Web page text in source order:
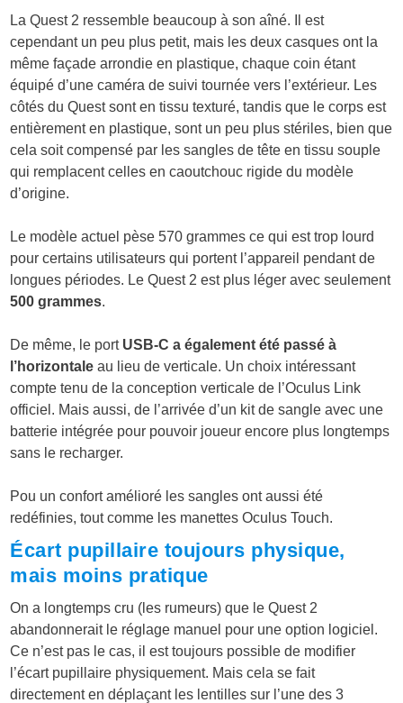
La Quest 2 ressemble beaucoup à son aîné. Il est
cependant un peu plus petit, mais les deux casques ont la
même façade arrondie en plastique, chaque coin étant
équipé d’une caméra de suivi tournée vers l’extérieur. Les
côtés du Quest sont en tissu texturé, tandis que le corps est
entièrement en plastique, sont un peu plus stériles, bien que
cela soit compensé par les sangles de tête en tissu souple
qui remplacent celles en caoutchouc rigide du modèle
d’origine.
Le modèle actuel pèse 570 grammes ce qui est trop lourd
pour certains utilisateurs qui portent l’appareil pendant de
longues périodes. Le Quest 2 est plus léger avec seulement
500 grammes.
De même, le port USB-C a également été passé à
l’horizontale au lieu de verticale. Un choix intéressant
compte tenu de la conception verticale de l’Oculus Link
officiel. Mais aussi, de l’arrivée d’un kit de sangle avec une
batterie intégrée pour pouvoir joueur encore plus longtemps
sans le recharger.
Pou un confort amélioré les sangles ont aussi été
redéfinies, tout comme les manettes Oculus Touch.
Écart pupillaire toujours physique,
mais moins pratique
On a longtemps cru (les rumeurs) que le Quest 2
abandonnerait le réglage manuel pour une option logiciel.
Ce n’est pas le cas, il est toujours possible de modifier
l’écart pupillaire physiquement. Mais cela se fait
directement en déplaçant les lentilles sur l’une des 3